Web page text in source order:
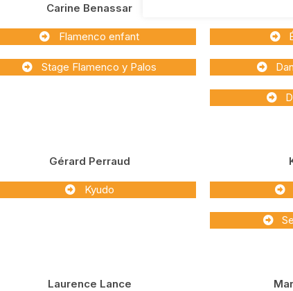
Carine Benassar
Flamenco enfant
Stage Flamenco y Palos
Gérard Perraud
Kyudo
Laurence Lance